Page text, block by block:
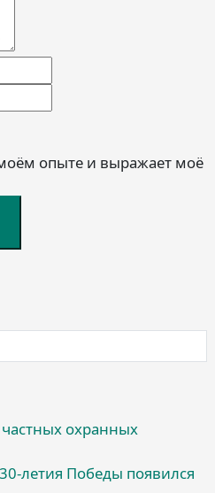
опыте и выражает моё
охранных
летия Победы появился